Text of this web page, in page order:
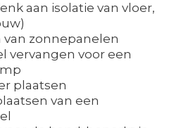
aan isolatie van vloer,
zonnepanelen
vervangen voor een
plaatsen
van een